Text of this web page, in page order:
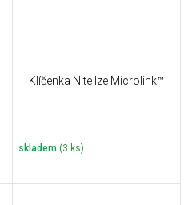
Klíčenka Nite Ize Microlink™
skladem (3 ks)